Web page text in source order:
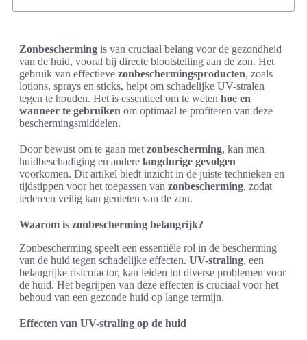
Zonbescherming is van cruciaal belang voor de gezondheid
van de huid, vooral bij directe blootstelling aan de zon. Het
gebruik van effectieve zonbeschermingsproducten, zoals
lotions, sprays en sticks, helpt om schadelijke UV-stralen
tegen te houden. Het is essentieel om te weten hoe en
wanneer te gebruiken om optimaal te profiteren van deze
beschermingsmiddelen.
Door bewust om te gaan met zonbescherming, kan men
huidbeschadiging en andere langdurige gevolgen
voorkomen. Dit artikel biedt inzicht in de juiste technieken en
tijdstippen voor het toepassen van zonbescherming, zodat
iedereen veilig kan genieten van de zon.
Waarom is zonbescherming belangrijk?
Zonbescherming speelt een essentiële rol in de bescherming
van de huid tegen schadelijke effecten. UV-straling, een
belangrijke risicofactor, kan leiden tot diverse problemen voor
de huid. Het begrijpen van deze effecten is cruciaal voor het
behoud van een gezonde huid op lange termijn.
Effecten van UV-straling op de huid